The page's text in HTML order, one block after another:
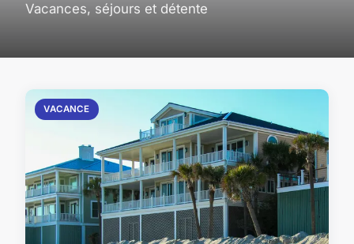
Vacances, séjours et détente
VACANCE